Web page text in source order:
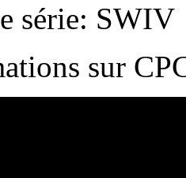
série: SWIV
sur